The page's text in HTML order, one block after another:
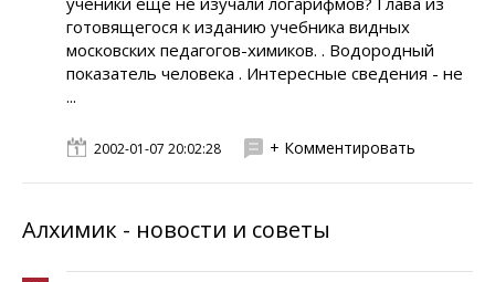
готовящегося к изданию учебника видных
московских педагогов-химиков. . Водородный
показатель человека . Интересные сведения - не
...
2002-01-07 20:02:28 + Комментировать
Алхимик - новости и советы